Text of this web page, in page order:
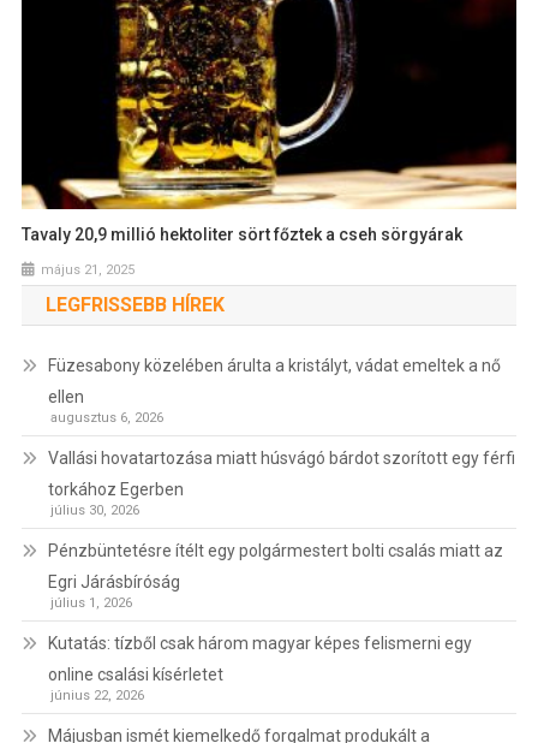
Tavaly 20,9 millió hektoliter sört főztek a cseh sörgyárak
május 21, 2025
LEGFRISSEBB HÍREK
Füzesabony közelében árulta a kristályt, vádat emeltek a nő
ellen
augusztus 6, 2026
Vallási hovatartozása miatt húsvágó bárdot szorított egy férfi
torkához Egerben
július 30, 2026
Pénzbüntetésre ítélt egy polgármestert bolti csalás miatt az
Egri Járásbíróság
július 1, 2026
Kutatás: tízből csak három magyar képes felismerni egy
online csalási kísérletet
június 22, 2026
Májusban ismét kiemelkedő forgalmat produkált a